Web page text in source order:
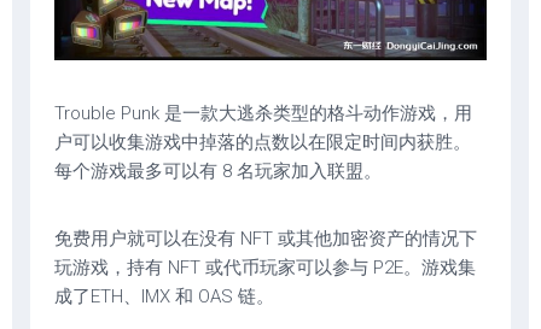
Trouble Punk 是一款大逃杀类型的格斗动作游戏，用
户可以收集游戏中掉落的点数以在限定时间内获胜。
每个游戏最多可以有 8 名玩家加入联盟。
免费用户就可以在没有 NFT 或其他加密资产的情况下
玩游戏，持有 NFT 或代币玩家可以参与 P2E。游戏集
成了ETH、IMX 和 OAS 链。